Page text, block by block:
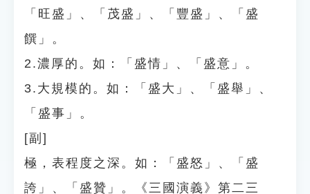
「旺盛」、「茂盛」、「豐盛」、「盛
饌」。
2.濃厚的。如：「盛情」、「盛意」。
3.大規模的。如：「盛大」、「盛舉」、
「盛事」。
[副]
極，表程度之深。如：「盛怒」、「盛
誇」、「盛贊」。《三國演義》第二三